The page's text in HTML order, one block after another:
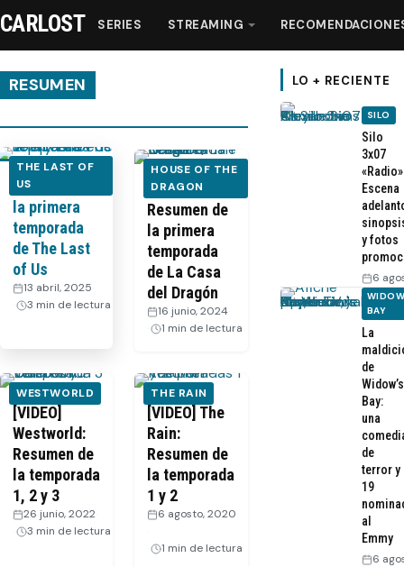
Streaming
Recomendaciones
Videos
CARLOST SERIES STREAMING
RESUMEN
THE LAST OF
US
Resumen de
la primera
temporada
de The Last
of Us
13 abril, 2025
3 min de lectura
HOUSE OF THE
DRAGON
VIDEO:
Resumen de
la primera
temporada
de La Casa
del Dragón
16 junio, 2024
1 min de lectura
WESTWORLD
[VIDEO]
Westworld:
Resumen de
la temporada
1, 2 y 3
26 junio, 2022
3 min de lectura
THE RAIN
[VIDEO] The
Rain:
Resumen de
la temporada
1 y 2
6 agosto, 2020
1 min de lectura
LO + RECIENTE
SILO
Silo
3x07
Escena
y fotos
6
BAY
La
de
Widow’s
Bay:
una
de
terror y
19
al
Emmy
6